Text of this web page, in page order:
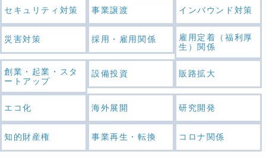
セキュリティ対策 事業譲渡 インバウンド対策
災害対策 採用・雇用関係
雇用定着（福利厚
生）関係
創業・起業・スタ
ートアップ
設備投資 販路拡大
エコ化 海外展開 研究開発
知的財産権 事業再生・転換 コロナ関係